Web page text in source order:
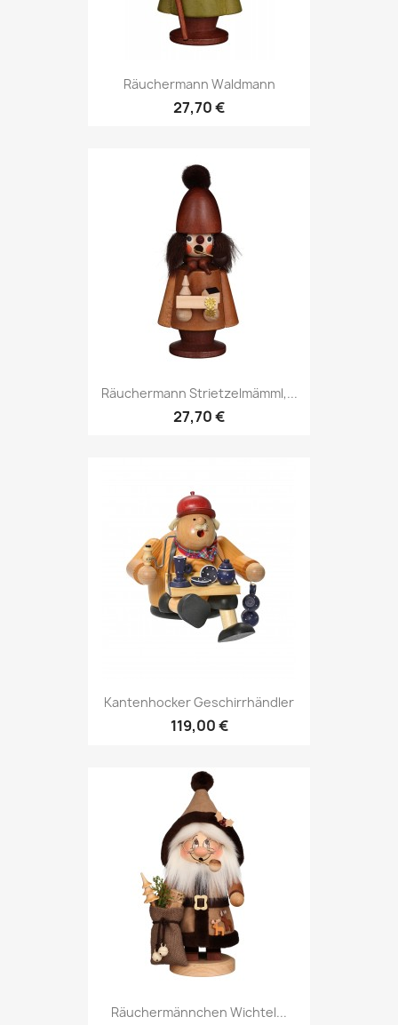
Räuchermann Waldmann
27,70 €
Räuchermann Strietzelmämml,...
27,70 €
Kantenhocker Geschirrhändler
119,00 €
Räuchermännchen Wichtel...